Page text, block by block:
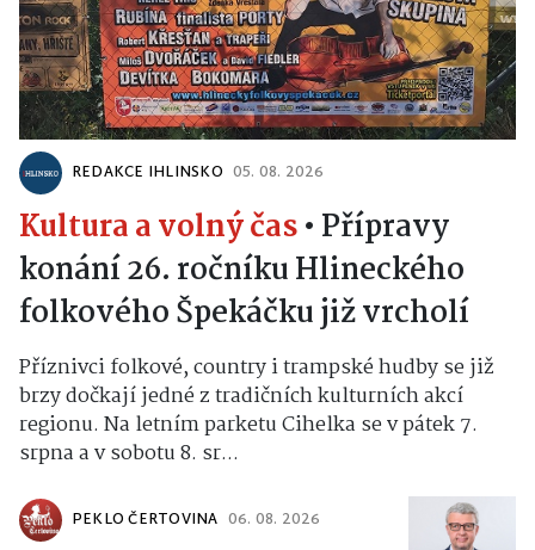
REDAKCE IHLINSKO 05. 08. 2026
Kultura a volný čas• Přípravy
konání 26. ročníku Hlineckého
folkového Špekáčku již vrcholí
Příznivci folkové, country i trampské hudby se již
brzy dočkají jedné z tradičních kulturních akcí
regionu. Na letním parketu Cihelka se v pátek 7.
srpna a v sobotu 8. sr...
PEKLO ČERTOVINA 06. 08. 2026